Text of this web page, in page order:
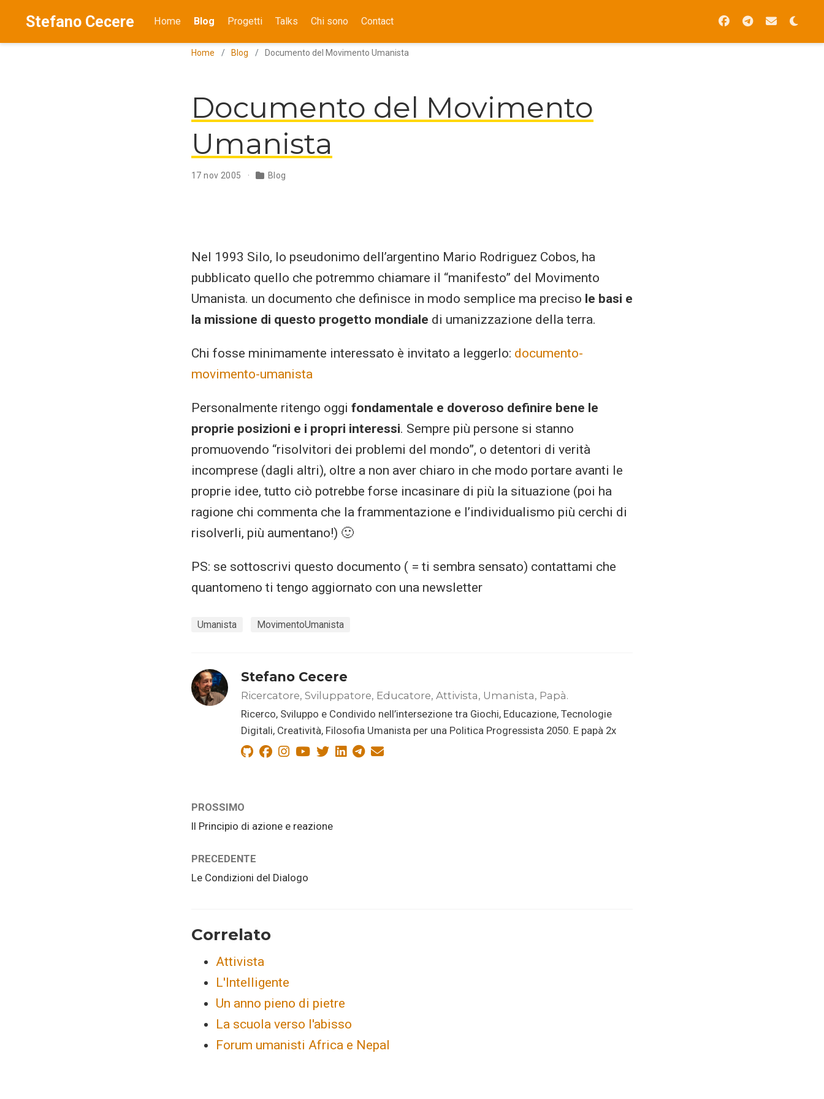
Stefano Cecere Home Blog Progetti Talks Chi sono Contact
Home Blog Documento del Movimento Umanista
Documento del Movimento
Umanista
17 nov 2005 Blog
Nel 1993 Silo, lo pseudonimo dell’argentino Mario Rodriguez Cobos, ha
pubblicato quello che potremmo chiamare il “manifesto” del Movimento
Umanista. un documento che definisce in modo semplice ma preciso le basi e
la missione di questo progetto mondiale di umanizzazione della terra.
Chi fosse minimamente interessato è invitato a leggerlo: documento-
movimento-umanista
Personalmente ritengo oggi fondamentale e doveroso definire bene le
proprie posizioni e i propri interessi. Sempre più persone si stanno
promuovendo “risolvitori dei problemi del mondo”, o detentori di verità
incomprese (dagli altri), oltre a non aver chiaro in che modo portare avanti le
proprie idee, tutto ciò potrebbe forse incasinare di più la situazione (poi ha
ragione chi commenta che la frammentazione e l’individualismo più cerchi di
risolverli, più aumentano!) 🙂
PS: se sottoscrivi questo documento ( = ti sembra sensato) contattami che
quantomeno ti tengo aggiornato con una newsletter
Umanista MovimentoUmanista
Stefano Cecere
Ricercatore, Sviluppatore, Educatore, Attivista, Umanista, Papà.
Ricerco, Sviluppo e Condivido nell’intersezione tra Giochi, Educazione, Tecnologie
Digitali, Creatività, Filosofia Umanista per una Politica Progressista 2050. E papà 2x
PROSSIMO
Il Principio di azione e reazione
PRECEDENTE
Le Condizioni del Dialogo
Correlato
Attivista
L'Intelligente
Un anno pieno di pietre
La scuola verso l'abisso
Forum umanisti Africa e Nepal